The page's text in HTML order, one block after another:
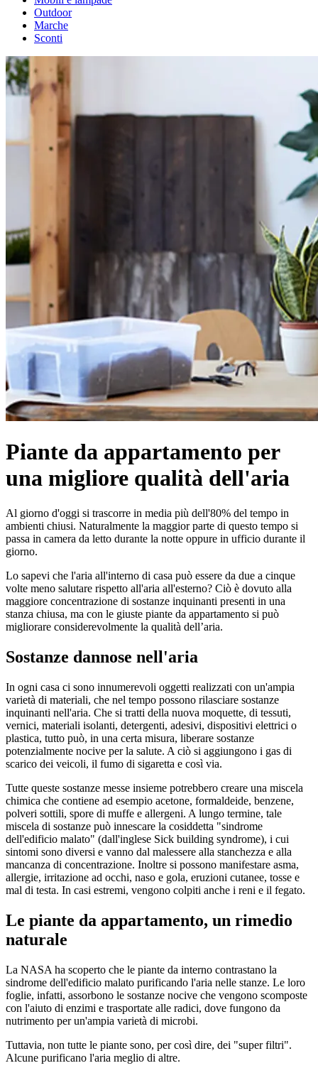
Outdoor
Marche
Sconti
Piante da appartamento per
una migliore qualità dell'aria
Al giorno d'oggi si trascorre in media più dell'80% del tempo in
ambienti chiusi. Naturalmente la maggior parte di questo tempo si
passa in camera da letto durante la notte oppure in ufficio durante il
giorno.
Lo sapevi che l'aria all'interno di casa può essere da due a cinque
volte meno salutare rispetto all'aria all'esterno? Ciò è dovuto alla
maggiore concentrazione di sostanze inquinanti presenti in una
stanza chiusa, ma con le giuste piante da appartamento si può
migliorare considerevolmente la qualità dell’aria.
Sostanze dannose nell'aria
In ogni casa ci sono innumerevoli oggetti realizzati con un'ampia
varietà di materiali, che nel tempo possono rilasciare sostanze
inquinanti nell'aria. Che si tratti della nuova moquette, di tessuti,
vernici, materiali isolanti, detergenti, adesivi, dispositivi elettrici o
plastica, tutto può, in una certa misura, liberare sostanze
potenzialmente nocive per la salute. A ciò si aggiungono i gas di
scarico dei veicoli, il fumo di sigaretta e così via.
Tutte queste sostanze messe insieme potrebbero creare una miscela
chimica che contiene ad esempio acetone, formaldeide, benzene,
polveri sottili, spore di muffe e allergeni. A lungo termine, tale
miscela di sostanze può innescare la cosiddetta "sindrome
dell'edificio malato" (dall'inglese Sick building syndrome), i cui
sintomi sono diversi e vanno dal malessere alla stanchezza e alla
mancanza di concentrazione. Inoltre si possono manifestare asma,
allergie, irritazione ad occhi, naso e gola, eruzioni cutanee, tosse e
mal di testa. In casi estremi, vengono colpiti anche i reni e il fegato.
Le piante da appartamento, un rimedio
naturale
La NASA ha scoperto che le piante da interno contrastano la
sindrome dell'edificio malato purificando l'aria nelle stanze. Le loro
foglie, infatti, assorbono le sostanze nocive che vengono scomposte
con l'aiuto di enzimi e trasportate alle radici, dove fungono da
nutrimento per un'ampia varietà di microbi.
Tuttavia, non tutte le piante sono, per così dire, dei "super filtri".
Alcune purificano l'aria meglio di altre.